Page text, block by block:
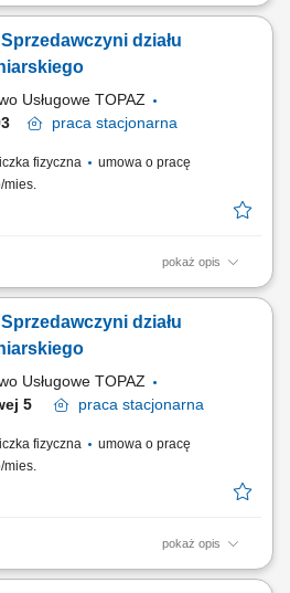
profesjonalnej obsługi Klientów
wędliny, sery itp. monitorowanie
aktywna sprzedaż produktów
działu
Usługowe TOPAZ
93
praca stacjonarna
fizyczna
umowa o pracę
mies.
pokaż opis
profesjonalnej obsługi Klientów
wędliny, sery itp. monitorowanie
aktywna sprzedaż produktów
działu
Usługowe TOPAZ
5
praca stacjonarna
fizyczna
umowa o pracę
mies.
pokaż opis
profesjonalnej obsługi Klientów